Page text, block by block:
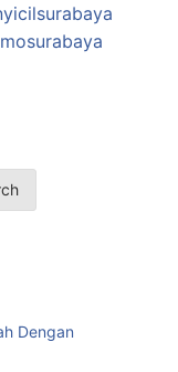
Dengan